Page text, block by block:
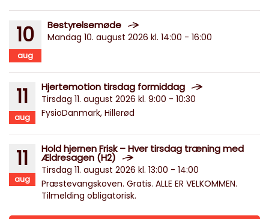
10
aug
Bestyrelsemøde
Mandag 10. august 2026 kl. 14:00 - 16:00
11
aug
Hjertemotion tirsdag formiddag
Tirsdag 11. august 2026 kl. 9:00 - 10:30
FysioDanmark, Hillerød
11
aug
Hold hjernen Frisk – Hver tirsdag træning med
Ældresagen (H2)
Tirsdag 11. august 2026 kl. 13:00 - 14:00
Præstevangskoven. Gratis. ALLE ER VELKOMMEN.
Tilmelding obligatorisk.